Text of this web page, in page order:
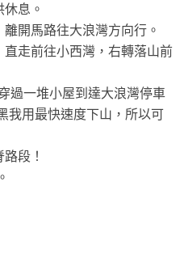
息。
開馬路往大浪灣方向行。
走前往小西灣，右轉落山前
過一堆小屋到達大浪灣停車
我用最快速度下山，所以可
段！